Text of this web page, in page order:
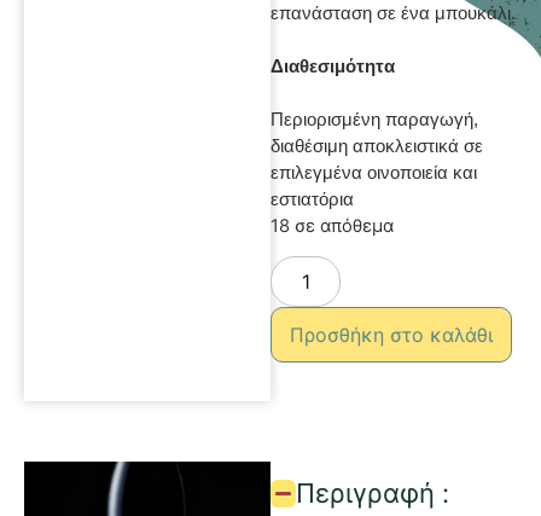
επανάσταση σε ένα μπουκάλι.
Διαθεσιμότητα
Περιορισμένη παραγωγή,
διαθέσιμη αποκλειστικά σε
επιλεγμένα οινοποιεία και
εστιατόρια
18 σε απόθεμα
Προσθήκη στο καλάθι
Περιγραφή :